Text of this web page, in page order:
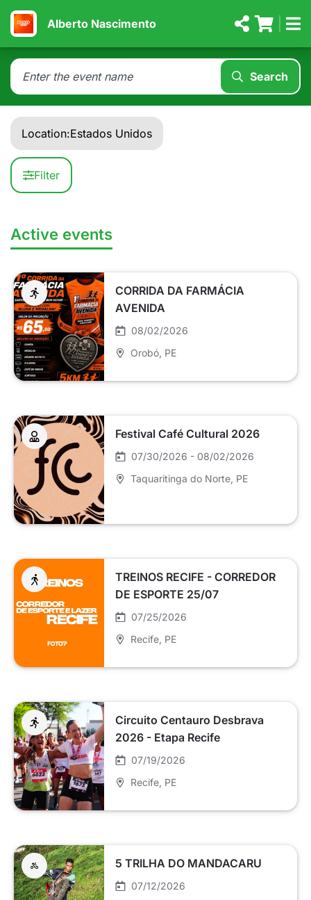
Alberto Nascimento
Search
Location:Estados Unidos
Filter
Active events
CORRIDA DA FARMÁCIA
AVENIDA
08/02/2026
Orobó , PE
Festival Café Cultural 2026
07/30/2026 - 08/02/2026
Taquaritinga do Norte , PE
TREINOS RECIFE - CORREDOR
DE ESPORTE 25/07
07/25/2026
Recife , PE
Circuito Centauro Desbrava
2026 - Etapa Recife
07/19/2026
Recife , PE
5 TRILHA DO MANDACARU
07/12/2026